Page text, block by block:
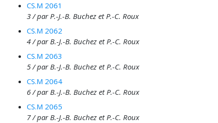
CS.M 2061
3 / par P.-J.-B. Buchez et P.-C. Roux
CS.M 2062
4 / par B.-J.-B. Buchez et P.-C. Roux
CS.M 2063
5 / par B.-J.-B. Buchez et P.-C. Roux
CS.M 2064
6 / par B.-J.-B. Buchez et P.-C. Roux
CS.M 2065
7 / par B.-J.-B. Buchez et P.-C. Roux